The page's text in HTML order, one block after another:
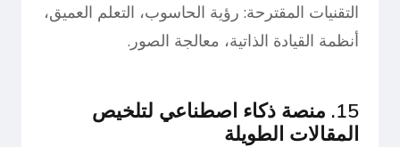
التقنيات المقترحة: رؤية الحاسوب، التعلم العميق،
أنظمة القيادة الذاتية، معالجة الصور.
15. منصة ذكاء اصطناعي لتلخيص
المقالات الطويلة